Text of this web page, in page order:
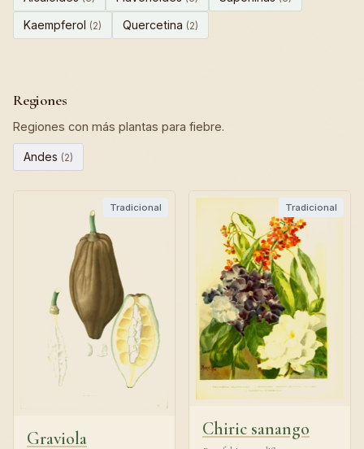
Kaempferol (2) Quercetina (2)
Regiones
Regiones con más plantas para fiebre.
Andes (2)
Tradicional
Graviola
Tradicional
Chiric sanango